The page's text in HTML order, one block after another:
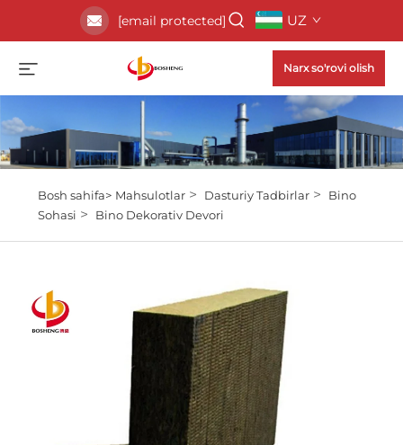
[email protected] UZ
Narx so'rovi olish
Bosh sahifa> Mahsulotlar> Dasturiy Tadbirlar>
Bino
Sohasi > Bino Dekorativ Devori